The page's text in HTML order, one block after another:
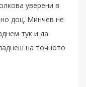
уверени в
доц. Минчев не
тук и да
на точното